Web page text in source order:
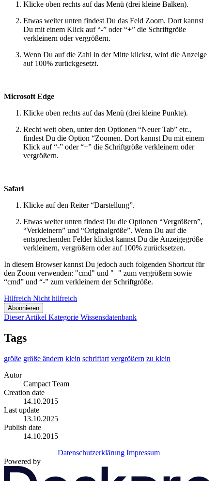
Klicke oben rechts auf das Menü (drei kleine Balken).
Etwas weiter unten findest Du das Feld Zoom. Dort kannst
Du mit einem Klick auf “-” oder “+” die Schriftgröße
verkleinern oder vergrößern.
Wenn Du auf die Zahl in der Mitte klickst, wird die Anzeige
auf 100% zurückgesetzt.
Microsoft Edge
Klicke oben rechts auf das Menü (drei kleine Punkte).
Recht weit oben, unter den Optionen “Neuer Tab” etc.,
findest Du die Option “Zoomen. Dort kannst Du mit einem
Klick auf “-” oder “+” die Schriftgröße verkleinern oder
vergrößern.
Safari
Klicke auf den Reiter “Darstellung”.
Etwas weiter unten findest Du die Optionen “Vergrößern”,
“Verkleinern” und “Originalgröße”. Wenn Du auf die
entsprechenden Felder klickst kannst Du die Anzeigegröße
verkleinern, vergrößern oder auf 100% zurücksetzen.
In diesem Browser kannst Du jedoch auch folgenden Shortcut für
den Zoom verwenden: "cmd" und "+" zum vergrößern sowie
“cmd” und “-” zum verkleinern der Schriftgröße.
Hilfreich Nicht hilfreich
Abonnieren
Dieser Artikel Kategorie Wissensdatenbank
Tags
größe größe ändern klein schriftart vergrößern zu klein
Autor
Campact Team
Creation date
14.10.2015
Last update
13.10.2025
Publish date
14.10.2015
Datenschutzerklärung Impressum
Powered by